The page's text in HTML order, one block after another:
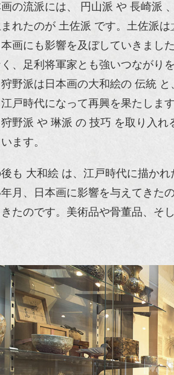
画の流派には、 円山派 や 長崎派
れたのが 土佐派 です。土佐派は
画にも影響を及ぼしていきまし
、足利将軍家とも強いつながり
野派は日本画の大和絵の 伝統
戸時代になって再興を果たしま
狩野派 や 琳派 の 技巧 を取り入
ます。
も 大和絵 は、江戸時代に描か
月、日本画に影響を与えてきた
たのです。美術品や骨董品、そ